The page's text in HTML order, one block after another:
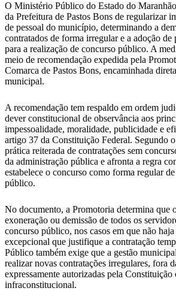
O Ministério Público do Estado do
da Prefeitura de Pastos Bons de regularizar
de pessoal do município, determinando a
contratados de forma irregular e a adoção de
para a realização de concurso público. A
meio de recomendação expedida pela
Comarca de Pastos Bons, encaminhada
municipal.
A recomendação tem respaldo em ordem
dever constitucional de observância aos
impessoalidade, moralidade, publicidade e
artigo 37 da Constituição Federal. Segundo
prática reiterada de contratações sem
da administração pública e afronta a regra
estabelece o concurso como forma regular
público.
No documento, a Promotoria determina que
exoneração ou demissão de todos os
concurso público, nos casos em que não
excepcional que justifique a contratação
Público também exige que a gestão
realizar novas contratações irregulares, fora
expressamente autorizadas pela Constituição
infraconstitucional.